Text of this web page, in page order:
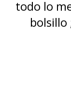
todo lo
bolsillo